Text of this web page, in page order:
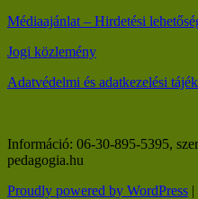
Médiaajánlat – Hirdetési
Jogi közlemény
Adatvédelmi és adatkezelési
Információ: 06-30-895-5395,
pedagogia.hu
Proudly powered by WordPress |